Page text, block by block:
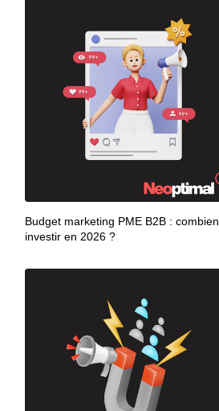
Budget marketing PME B2B : combien
investir en 2026 ?